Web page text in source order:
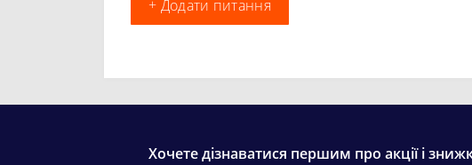
+ Додати питання
Хочете дізнаватися першим про акції і